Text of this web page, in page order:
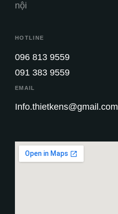
nội
HOTLINE
096 813 9559
091 383 9559
EMAIL
Info.thietkens@gmail.com